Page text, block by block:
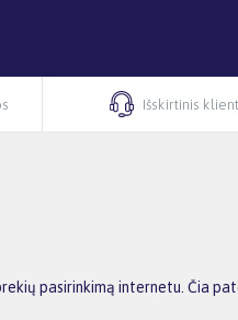
Išskirtinis
pasirinkimą internetu. Čia